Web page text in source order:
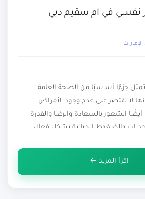
جزءًا أساسيًا من الصحة العامة
إنها لا تقتصر على عدم وجود الأمراض
الشعور بالسعادة والرضا والقدرة
والضغوط الحياتية بشكل فعال
الشعور بالراحة النفسية والعاطفية،
اقرأ المزيد ←